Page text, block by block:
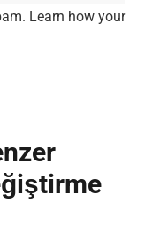
Learn how your